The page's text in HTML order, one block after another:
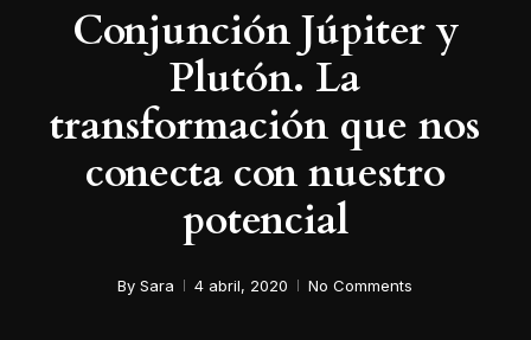
Conjunción Júpiter y
Plutón. La
transformación que nos
conecta con nuestro
potencial
By Sara 4 abril, 2020 No Comments